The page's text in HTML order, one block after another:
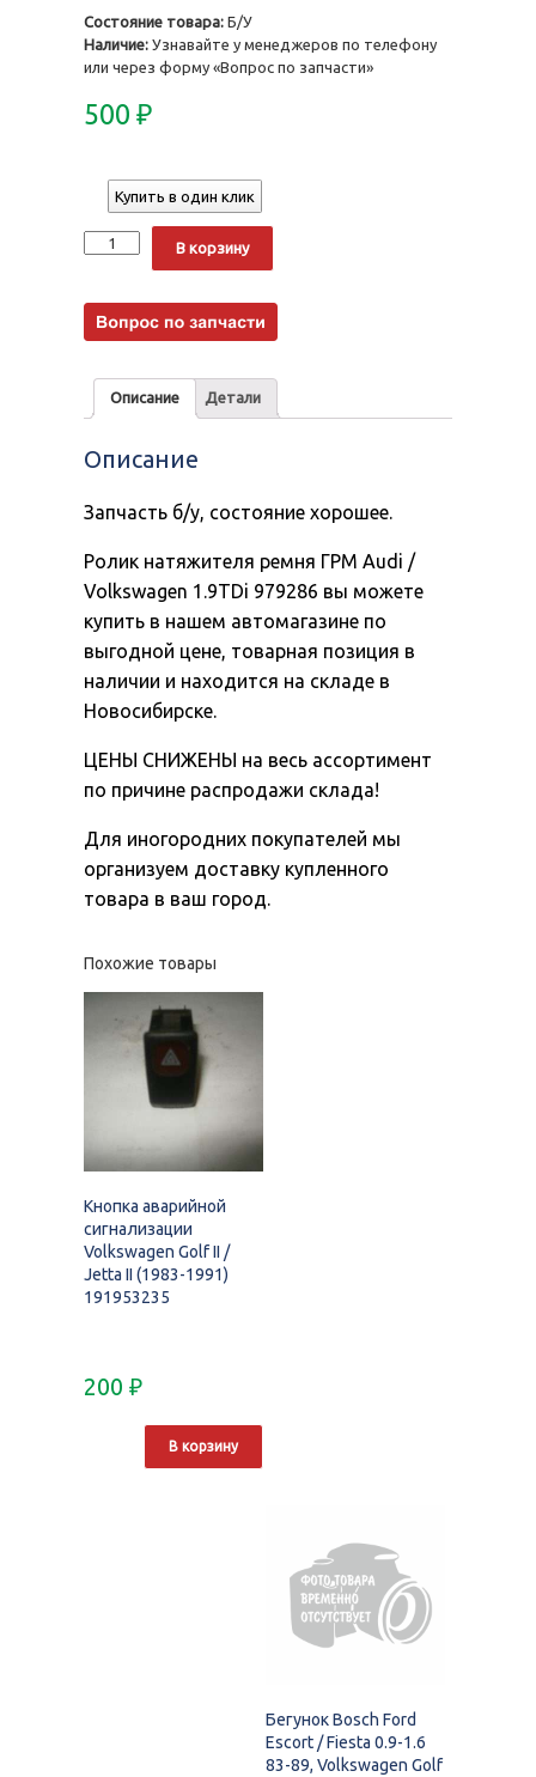
Состояние товара: Б/У
Наличие: Узнавайте у менеджеров по телефону
или через форму «Вопрос по запчасти»
500 ₽
Купить в один клик
Количество
В корзину
Описание Детали
Описание
Запчасть б/у, состояние хорошее.
Ролик натяжителя ремня ГРМ Audi /
Volkswagen 1.9TDi 979286 вы можете
купить в нашем автомагазине по
выгодной цене, товарная позиция в
наличии и находится на складе в
Новосибирске.
ЦЕНЫ СНИЖЕНЫ на весь ассортимент
по причине распродажи склада!
Для иногородних покупателей мы
организуем доставку купленного
товара в ваш город.
Похожие товары
Кнопка аварийной
сигнализации
Volkswagen Golf II /
Jetta II (1983-1991)
191953235
200 ₽
В корзину
Бегунок Bosch Ford
Escort / Fiesta 0.9-1.6
83-89, Volkswagen Golf